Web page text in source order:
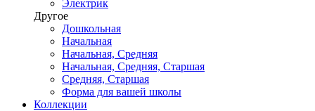
Электрик
Другое
Дошкольная
Начальная
Начальная, Средняя
Начальная, Средняя, Старшая
Средняя, Старшая
Форма для вашей школы
Коллекции